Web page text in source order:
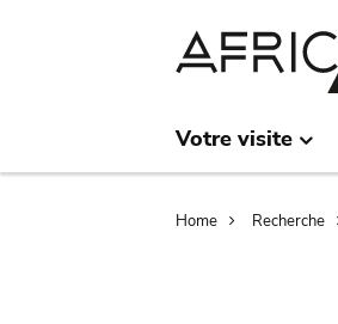
Votre visite
Home Recherche